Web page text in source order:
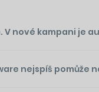
nové kampani je
nejspíš pomůže